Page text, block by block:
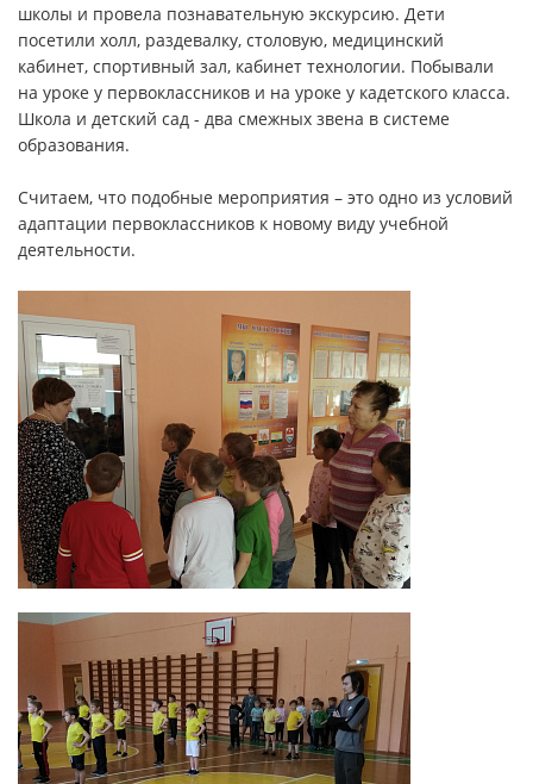
школы и провела познавательную экскурсию. Дети
посетили холл, раздевалку, столовую, медицинский
кабинет, спортивный зал, кабинет технологии. Побывали
на уроке у первоклассников и на уроке у кадетского класса.
Школа и детский сад - два смежных звена в системе
образования.
Считаем, что подобные мероприятия – это одно из условий
адаптации первоклассников к новому виду учебной
деятельности.